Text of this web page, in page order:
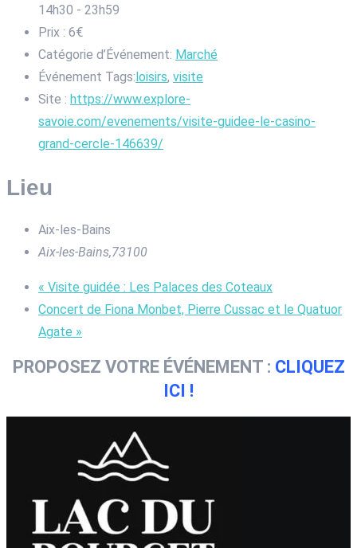
14h30 - 23h59
Prix : 6€
Catégorie d’Événement: Marché
Événement Tags: loisirs, visite
Site : https://www.explore-
savoie.com/evenements/visite-guidee-le-casino-
grand-cercle-146639/
Lieu
Aix-les-Bains
Aix-les-Bains,73100
« Visite guidée : Les Palaces des Coteaux
Concert de Fiona Monbet, Pierre Cussac et le Quatuor
Agate »
PROPOSEZ VOTRE ÉVÉNEMENT : CLIQUEZ
ICI !